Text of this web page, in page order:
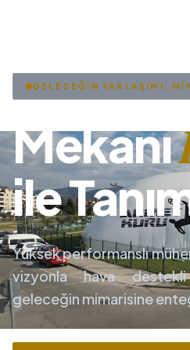
GELECEĞİN YAKLAŞIMI:
Mekanı
ile
Yüksek performanslı
vizyonla hava
geleceğin mimarisine